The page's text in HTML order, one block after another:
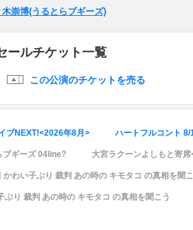
崇博(うるとらブギーズ)
ールチケット一覧
この公演のチケットを売る
ブNEXT!<2026年8月> ハートフルコント
ブギーズ 04line? 大宮ラクーンよしもと寄
わい子ぶり 裁判 あの時の キモタコ の真相を聞
ぶり 裁判 あの時の キモタコ の真相を聞こう